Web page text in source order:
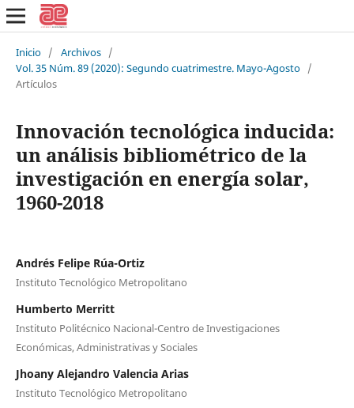
Inicio / Archivos /
Vol. 35 Núm. 89 (2020): Segundo cuatrimestre. Mayo-Agosto /
Artículos
Innovación tecnológica inducida:
un análisis bibliométrico de la
investigación en energía solar,
1960-2018
Andrés Felipe Rúa-Ortiz
Instituto Tecnológico Metropolitano
Humberto Merritt
Instituto Politécnico Nacional-Centro de Investigaciones
Económicas, Administrativas y Sociales
Jhoany Alejandro Valencia Arias
Instituto Tecnológico Metropolitano